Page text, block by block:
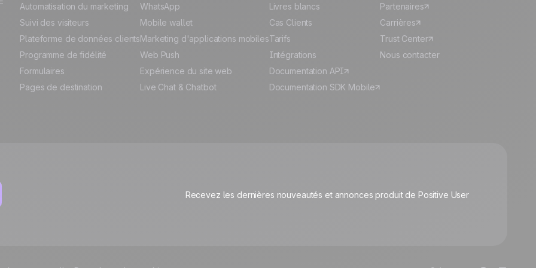
Automatisation du marketing
Suivi des visiteurs
Plateforme de données clients
Programme de fidélité
Formulaires
Pages de destination
WhatsApp
Mobile wallet
Marketing d'applications mobiles
Web Push
Expérience du site web
Live Chat & Chatbot
Livres blancs
Cas Clients
Tarifs
Intégrations
Documentation API
Documentation SDK Mobile
Partenaires
Carrières
Trust Center
Nous contacter
Recevez les dernières nouveautés et annonces produit de Positive User